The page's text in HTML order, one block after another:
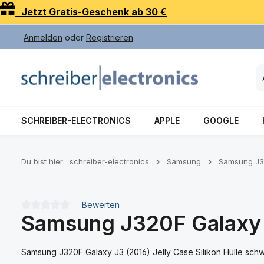
Hauptinhalt springen
Zur Suche springen
Zur Hauptnavigation springen
Jetzt Gratis-Geschenk ab 30 €
Anmelden oder Registrieren
SCHREIBER-ELECTRONICS APPLE GOOGLE
Du bist hier: schreiber-electronics Samsung Samsung
Durchschnittliche Bewertung von 0 von 5 Sternen
Bewerten
Samsung J320F
Samsung J320F Galaxy J3 (2016) Jelly Case Silikon Hülle